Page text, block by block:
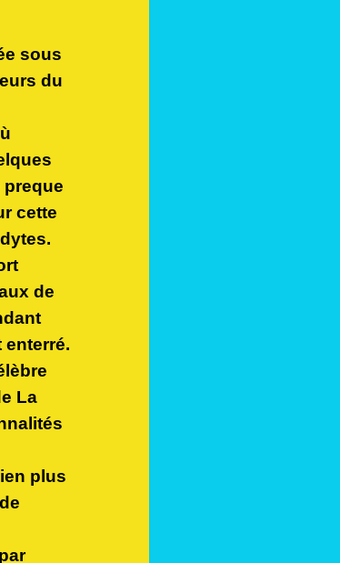
sous
du
preque
cette
de
enterré.
La
plus